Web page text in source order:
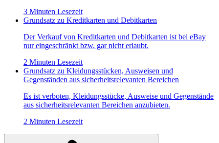
3 Minuten Lesezeit
Grundsatz zu Kreditkarten und Debitkarten
Der Verkauf von Kreditkarten und Debitkarten ist bei eBay
nur eingeschränkt bzw. gar nicht erlaubt.
2 Minuten Lesezeit
Grundsatz zu Kleidungsstücken, Ausweisen und
Gegenständen aus sicherheitsrelevanten Bereichen
Es ist verboten, Kleidungsstücke, Ausweise und Gegenstände
aus sicherheitsrelevanten Bereichen anzubieten.
2 Minuten Lesezeit